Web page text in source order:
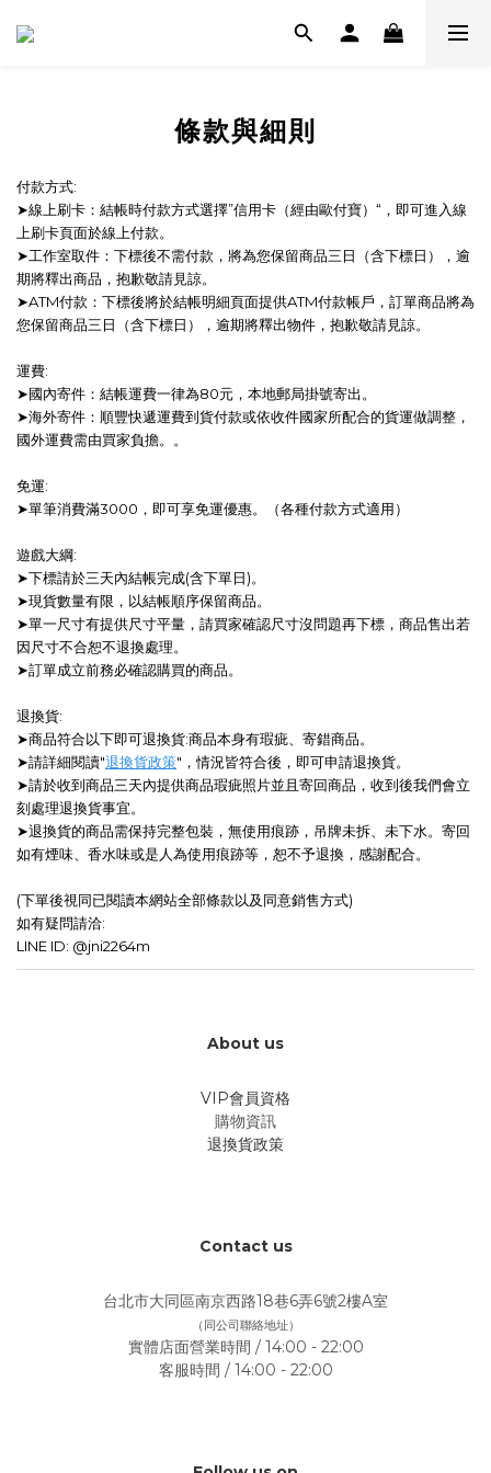
條款與細則
付款方式:
➤線上刷卡：結帳時付款方式選擇”信用卡（經由歐付寶）“，即可進入線
上刷卡頁面於線上付款。
➤工作室取件：下標後不需付款，將為您保留商品三日（含下標日），逾
期將釋出商品，抱歉敬請見諒。
➤ATM付款：下標後將於結帳明細頁面提供ATM付款帳戶，訂單商品將為
您保留商品三日（含下標日），逾期將釋出物件，抱歉敬請見諒。
運費:
➤國內寄件：結帳運費一律為80元，本地郵局掛號寄出。
➤海外寄件：順豐快遞運費到貨付款或依收件國家所配合的貨運做調整，
國外運費需由買家負擔。。
免運:
➤單筆消費滿3000，即可享免運優惠。（各種付款方式適用）
遊戲大綱:
➤下標請於三天內結帳完成(含下單日)。
➤現貨數量有限，以結帳順序保留商品。
➤單一尺寸有提供尺寸平量，請買家確認尺寸沒問題再下標，商品售出若
因尺寸不合恕不退換處理。
➤訂單成立前務必確認購買的商品。
退換貨:
➤商品符合以下即可退換貨:商品本身有瑕疵、寄錯商品。
➤請詳細閱讀"退換貨政策"，情況皆符合後，即可申請退換貨。
➤請於收到商品三天內提供商品瑕疵照片並且寄回商品，收到後我們會立
刻處理退換貨事宜。
➤退換貨的商品需保持完整包裝，無使用痕跡，吊牌未拆、未下水。寄回
如有煙味、香水味或是人為使用痕跡等，恕不予退換，感謝配合。
(下單後視同已閱讀本網站全部條款以及同意銷售方式)
如有疑問請洽:
LINE ID: @jni2264m
About us
VIP會員資格
購物資訊
退換貨政策
Contact us
台北市大同區南京西路18巷6弄6號2樓A室
（同公司聯絡地址）
實體店面營業時間 / 14:00 - 22:00
客服時間 / 14:00 - 22:00